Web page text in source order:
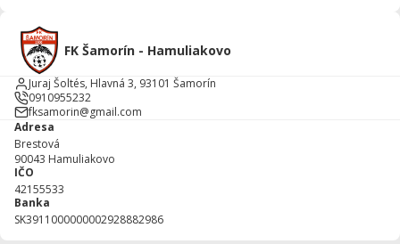
FK Šamorín - Hamuliakovo
Juraj Šoltés, Hlavná 3, 93101 Šamorín
0910955232
fksamorin@gmail.com
Adresa
Brestová
90043 Hamuliakovo
IČO
42155533
Banka
SK3911000000002928882986